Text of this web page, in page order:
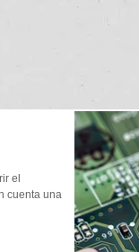
el
cuenta una